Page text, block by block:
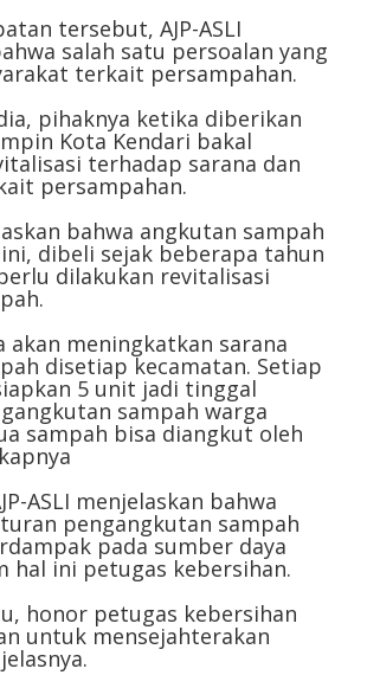
tersebut, AJP-ASLI
salah satu persoalan yang
terkait persampahan.
pihaknya ketika diberikan
Kota Kendari bakal
terhadap sarana dan
persampahan.
bahwa angkutan sampah
dibeli sejak beberapa tahun
dilakukan revitalisasi
akan meningkatkan sarana
disetiap kecamatan. Setiap
5 unit jadi tinggal
sampah warga
sampah bisa diangkut oleh
ASLI menjelaskan bahwa
pengangkutan sampah
pada sumber daya
hal ini petugas kebersihan.
honor petugas kebersihan
untuk mensejahterakan